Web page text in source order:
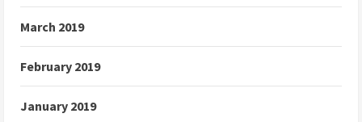
March 2019
February 2019
January 2019